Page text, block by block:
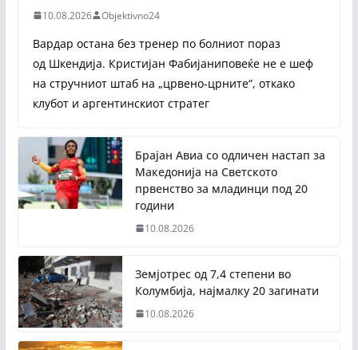
10.08.2026 Objektivno24
Вардар остана без тренер по болниот пораз
од Шкендија. Кристијан Фабијаниповеќе не е шеф
на стручниот штаб на „црвено-црните“, откако
клубот и аргентинскиот стратег
Брајан Авиа со одличен настап за
Македонија на Светското
првенство за младинци под 20
години
10.08.2026
Земјотрес од 7,4 степени во
Колумбија, најмалку 20 загинати
10.08.2026